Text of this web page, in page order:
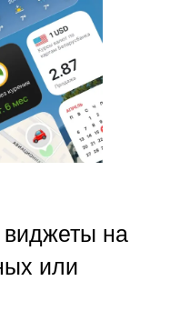
виджеты на
или